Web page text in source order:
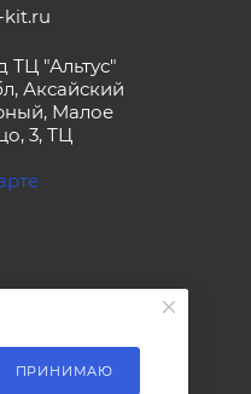
kit.ru
ТЦ "Альтус"
Аксайский
Малое
3, ТЦ
ПРИНИМАЮ